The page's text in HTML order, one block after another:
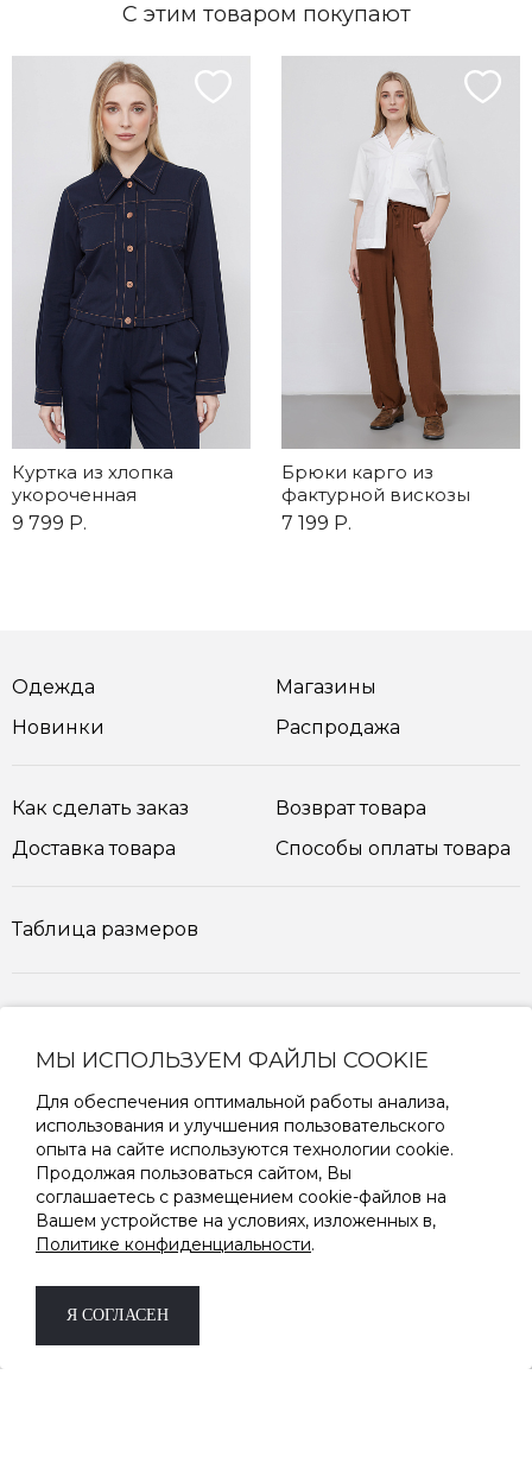
С этим товаром покупают
Куртка из хлопка
укороченная
9 799 Р.
Брюки карго из
фактурной вискозы
7 199 Р.
Одежда
Новинки
Магазины
Распродажа
Как сделать заказ
Доставка товара
Возврат товара
Способы оплаты товара
Таблица размеров
ПОДПИШИТЕСЬ НА РАССЫЛКУ
Дарим скидку -10%на первый заказ за
подписку.
*не суммируется с другими акциями и
скидками
МЫ ИСПОЛЬЗУЕМ ФАЙЛЫ COOKIE
Для обеспечения оптимальной работы анализа,
использования и улучшения пользовательского
опыта на сайте используются технологии cookie.
Продолжая пользоваться сайтом, Вы
соглашаетесь с размещением cookie-файлов на
Вашем устройстве на условиях, изложенных в,
Политике конфиденциальности.
Я СОГЛАСЕН